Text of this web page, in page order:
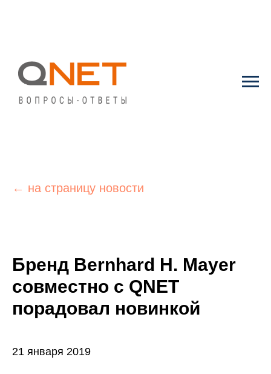
← на страницу новости
Бренд Bernhard H. Mayer
совместно с QNET
порадовал новинкой
21 января 2019